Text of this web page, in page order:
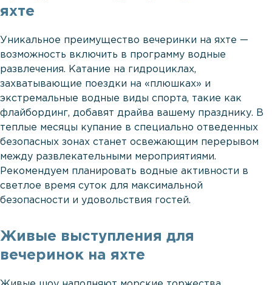
яхте
Уникальное преимущество вечеринки на яхте —
возможность включить в программу водные
развлечения. Катание на гидроциклах,
захватывающие поездки на «плюшках» и
экстремальные водные виды спорта, такие как
флайбординг, добавят драйва вашему празднику. В
теплые месяцы купание в специально отведенных
безопасных зонах станет освежающим перерывом
между развлекательными мероприятиями.
Рекомендуем планировать водные активности в
светлое время суток для максимальной
безопасности и удовольствия гостей.
Живые выступления для
вечеринок на яхте